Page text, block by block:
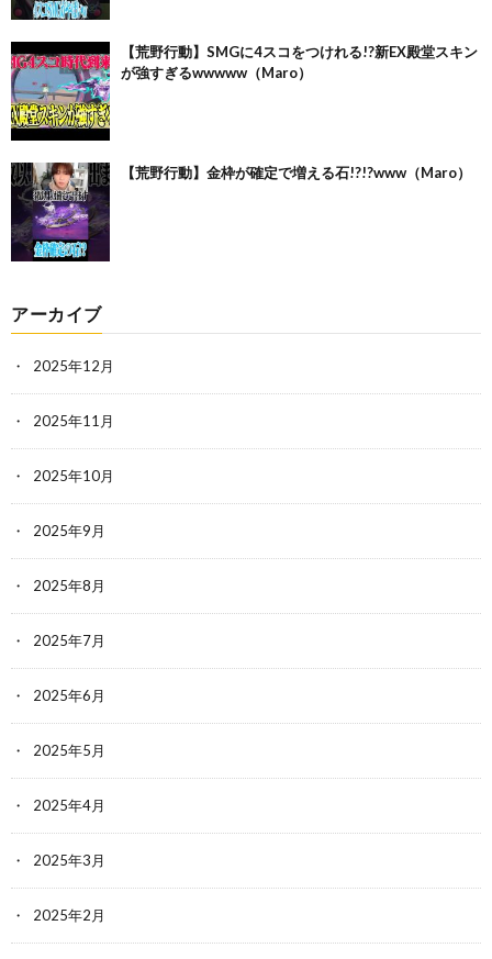
【荒野行動】SMGに4スコをつけれる!?新EX殿堂スキン
が強すぎるwwwww（Maro）
【荒野行動】金枠が確定で増える石!?!?www（Maro）
アーカイブ
2025年12月
2025年11月
2025年10月
2025年9月
2025年8月
2025年7月
2025年6月
2025年5月
2025年4月
2025年3月
2025年2月